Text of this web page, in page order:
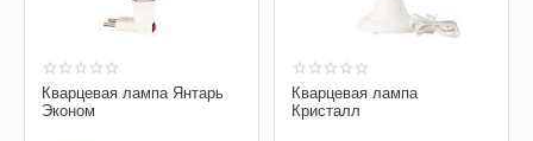
Кварцевая лампа Янтарь
Эконом
Кварцевая лампа
Кристалл